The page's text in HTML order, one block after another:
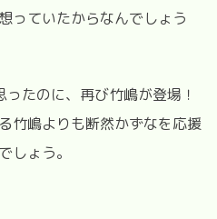
っていたからなんでしょう
たのに、再び竹嶋が登場！
竹嶋よりも断然かずなを応援
しょう。